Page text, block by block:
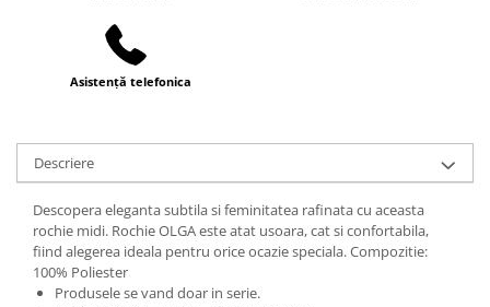
Asistență telefonica
Descriere
Descopera eleganta subtila si feminitatea rafinata cu aceasta
rochie midi. Rochie OLGA este atat usoara, cat si confortabila,
fiind alegerea ideala pentru orice ocazie speciala. Compozitie:
100% Poliester
Produsele se vand doar in serie.